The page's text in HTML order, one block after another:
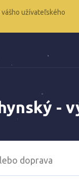
užívateľského
-